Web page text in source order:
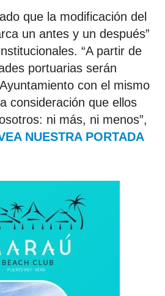
que la modificación del
un antes y un después”
“A partir de
portuarias serán
con el mismo
consideración que ellos
ni más, ni menos”,
NUESTRA PORTADA